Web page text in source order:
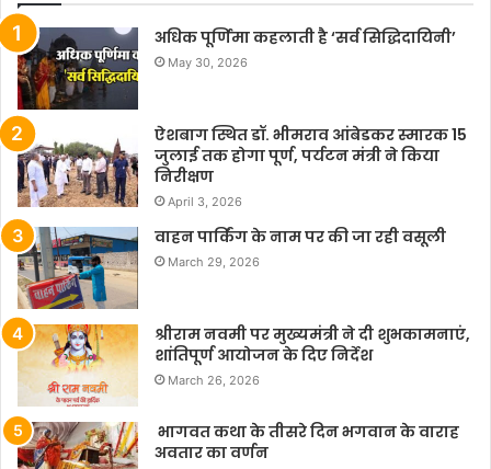
अधिक पूर्णिमा कहलाती है ‘सर्व सिद्धिदायिनी’
May 30, 2026
ऐशबाग स्थित डॉ. भीमराव आंबेडकर स्मारक 15
जुलाई तक होगा पूर्ण, पर्यटन मंत्री ने किया
निरीक्षण
April 3, 2026
वाहन पार्किंग के नाम पर की जा रही वसूली
March 29, 2026
श्रीराम नवमी पर मुख्यमंत्री ने दी शुभकामनाएं,
शांतिपूर्ण आयोजन के दिए निर्देश
March 26, 2026
भागवत कथा के तीसरे दिन भगवान के वाराह
अवतार का वर्णन